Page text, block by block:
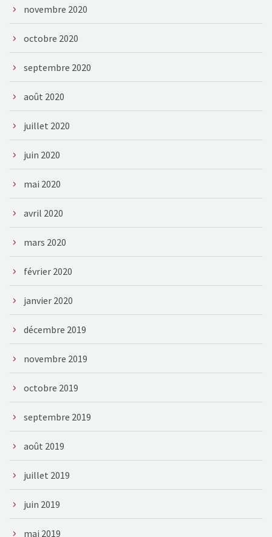
novembre 2020
octobre 2020
septembre 2020
août 2020
juillet 2020
juin 2020
mai 2020
avril 2020
mars 2020
février 2020
janvier 2020
décembre 2019
novembre 2019
octobre 2019
septembre 2019
août 2019
juillet 2019
juin 2019
mai 2019